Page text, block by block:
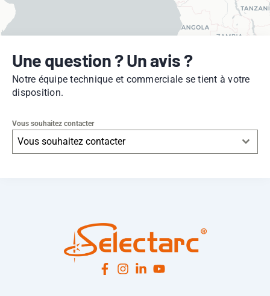
Une question ? Un avis ?
Notre équipe technique et commerciale se tient à votre
disposition.
Vous souhaitez contacter
Vous souhaitez contacter